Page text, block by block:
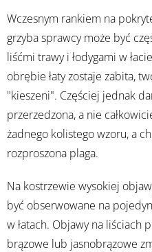
Wczesnym rankiem na
grzyba sprawcy może być
liśćmi trawy i łodygami w
obrębie łaty zostaje zabita,
"kieszeni". Częściej jednak
przerzedzona, a nie
żadnego kolistego wzoru, a
rozproszona plaga.
Na kostrzewie wysokiej
być obserwowane na
w łatach. Objawy na liściach
brązowe lub jasnobrązowe